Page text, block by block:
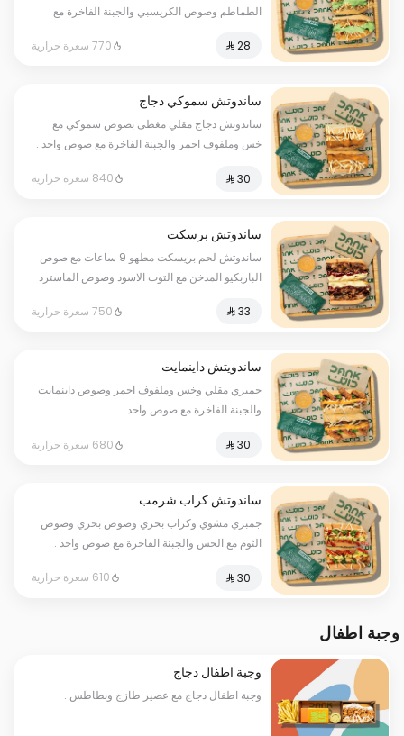
الطماطم وصوص الكريسبي والجبنة الفاخرة مع
770 سعرة حرارية
ساندوتش سموكي دجاج
ساندوتش دجاج مقلي مغطى بصوص سموكي مع
خس وملفوف احمر والجبنة الفاخرة مع صوص واحد .
840 سعرة حرارية
ساندوتش برسكت
ساندوتش لحم بريسكت مطهو 9 ساعات مع صوص
الباربكيو المدخن مع التوت الاسود وصوص الماسترد
750 سعرة حرارية
ساندويتش داينمايت
جمبري مقلي وخس وملفوف احمر وصوص داينمايت
والجبنة الفاخرة مع صوص واحد .
680 سعرة حرارية
ساندوتش كراب شرمب
جمبري مشوي وكراب بحري وصوص بحري وصوص
الثوم مع الخس والجبنة الفاخرة مع صوص واحد .
610 سعرة حرارية
وجبة اطفال
وجبة اطفال دجاج
وجبة اطفال دجاج مع عصير طازج وبطاطس .